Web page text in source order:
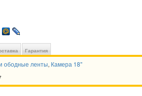
Гарантия
ободные ленты, Камера 18"